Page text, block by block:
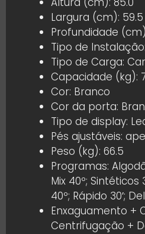
Largura (cm): 59.5
Profundidade
Tipo de
Tipo de Carga:
Capacidade (kg):
Cor: Branco
Cor da porta:
Tipo de display:
Pés ajustáveis:
Peso (kg): 66.5
Programas:
Mix 40º; Sintéticos
40º; Rápido 30′;
Enxaguamento +
Centrifugação +